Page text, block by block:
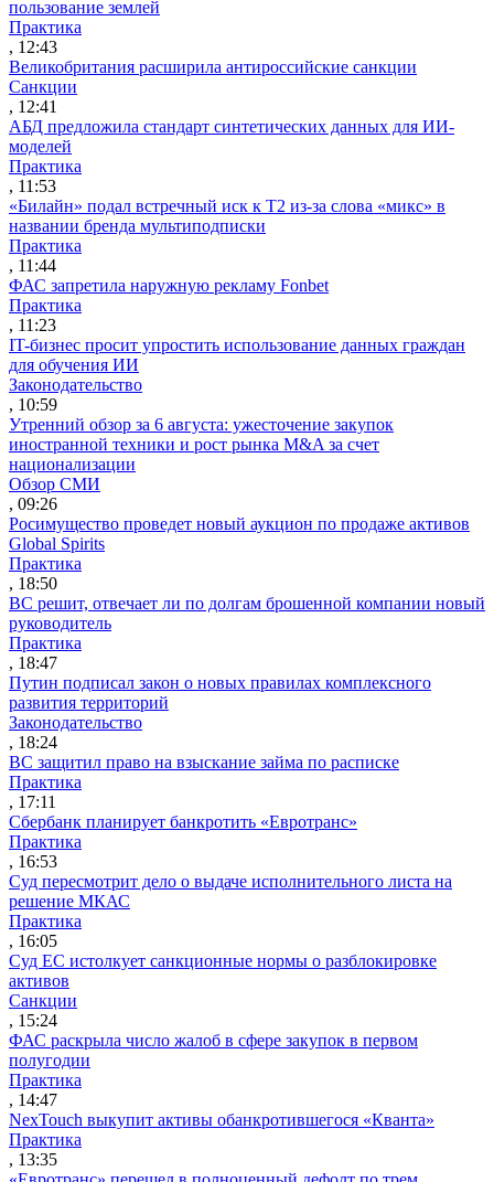
пользование землей
Практика
, 12:43
Великобритания расширила антироссийские санкции
Санкции
, 12:41
АБД предложила стандарт синтетических данных для ИИ-
моделей
Практика
, 11:53
«Билайн» подал встречный иск к Т2 из-за слова «микс» в
названии бренда мультиподписки
Практика
, 11:44
ФАС запретила наружную рекламу Fonbet
Практика
, 11:23
IT-бизнес просит упростить использование данных граждан
для обучения ИИ
Законодательство
, 10:59
Утренний обзор за 6 августа: ужесточение закупок
иностранной техники и рост рынка M&A за счет
национализации
Обзор СМИ
, 09:26
Росимущество проведет новый аукцион по продаже активов
Global Spirits
Практика
, 18:50
ВС решит, отвечает ли по долгам брошенной компании новый
руководитель
Практика
, 18:47
Путин подписал закон о новых правилах комплексного
развития территорий
Законодательство
, 18:24
ВС защитил право на взыскание займа по расписке
Практика
, 17:11
Сбербанк планирует банкротить «Евротранс»
Практика
, 16:53
Суд пересмотрит дело о выдаче исполнительного листа на
решение МКАС
Практика
, 16:05
Суд ЕС истолкует санкционные нормы о разблокировке
активов
Санкции
, 15:24
ФАС раскрыла число жалоб в сфере закупок в первом
полугодии
Практика
, 14:47
NexTouch выкупит активы обанкротившегося «Кванта»
Практика
, 13:35